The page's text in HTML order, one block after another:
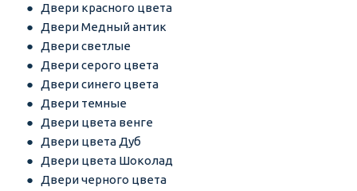
Двери красного цвета
Двери Медный антик
Двери светлые
Двери серого цвета
Двери синего цвета
Двери темные
Двери цвета венге
Двери цвета Дуб
Двери цвета Шоколад
Двери черного цвета